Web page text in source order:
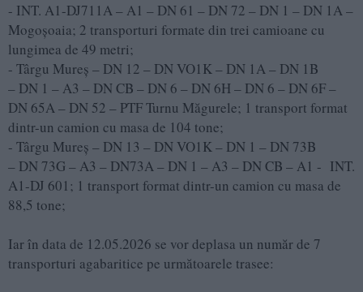
- INT. A1-DJ711A – A1 – DN 61 – DN 72 – DN 1 – DN 1A –
Mogoșoaia; 2 transporturi formate din trei camioane cu
lungimea de 49 metri;
- Târgu Mureș – DN 12 – DN VO1K – DN 1A – DN 1B
– DN 1 – A3 – DN CB – DN 6 – DN 6H – DN 6 – DN 6F –
DN 65A – DN 52 – PTF Turnu Măgurele; 1 transport format
dintr-un camion cu masa de 104 tone;
- Târgu Mureș – DN 13 – DN VO1K – DN 1 – DN 73B
– DN 73G – A3 – DN73A – DN 1 – A3 – DN CB – A1 - INT.
A1-DJ 601; 1 transport format dintr-un camion cu masa de
88,5 tone;
Iar în data de 12.05.2026 se vor deplasa un număr de 7
transporturi agabaritice pe următoarele trasee: